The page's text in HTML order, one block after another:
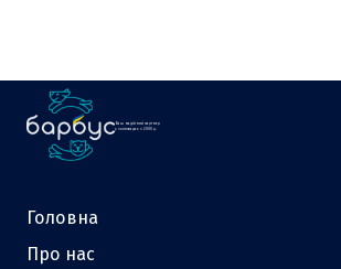
Ваш надійний партнер
у зоотоварах з 2000 р.
Головна
Про нас